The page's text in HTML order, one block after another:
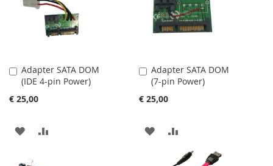
VERLANGLIJST
VERGELIJKEN
AAN
VERLANGLIJST
TE
VERGELIJKEN
Adapter SATA DOM
(IDE 4-pin Power)
€ 25,00
In
Winkelwagen
VOEG
Adapter SATA DOM
(7-pin Power)
€ 25,00
In
Winkelwagen
VOEG
OM